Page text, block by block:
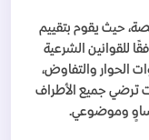
حيث يقوم بتقييم
للقوانين الشرعية
الحوار والتفاوض،
ترضي جميع الأطراف
وموضوعي.